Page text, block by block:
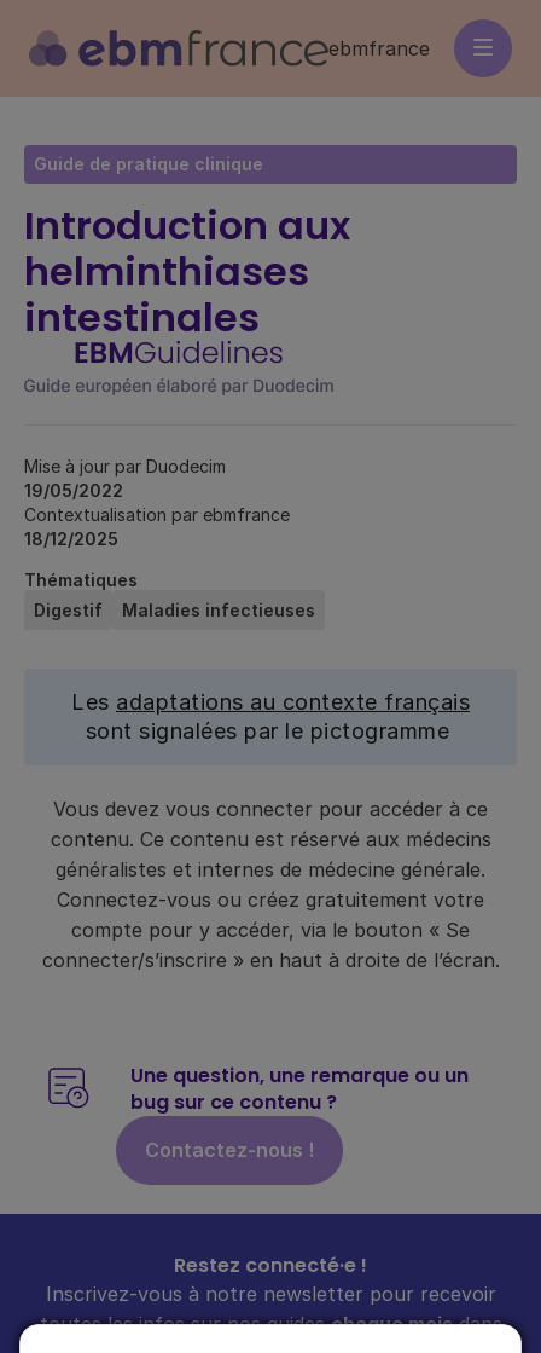
contenu
principal
ebmfrance
Guide de pratique clinique
Introduction aux
helminthiases
intestinales
Mise à jour par Duodecim
19/05/2022
Contextualisation par ebmfrance
18/12/2025
Thématiques
Digestif
Maladies infectieuses
Les adaptations au contexte français
sont signalées par le pictogramme
Vous devez vous connecter pour accéder à ce
contenu. Ce contenu est réservé aux médecins
généralistes et internes de médecine générale.
Connectez-vous ou créez gratuitement votre
compte pour y accéder, via le bouton « Se
connecter/s’inscrire » en haut à droite de l’écran.
Une question, une remarque ou un
bug sur ce contenu ?
Contactez-nous !
Restez connecté·e !
Inscrivez-vous à notre newsletter pour recevoir
toutes les infos sur nos guideschaque moisdans